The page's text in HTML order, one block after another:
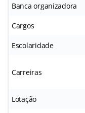
Banca organizadora
Cargos
Escolaridade
Carreiras
Lotação